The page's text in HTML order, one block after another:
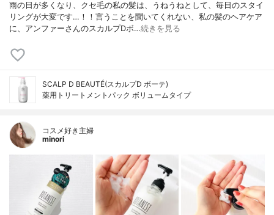
雨の日が多くなり、クセ毛の私の髪は、うねうねとして、毎日のスタイ
リングが大変です…！！言うことを聞いてくれない、私の髪のヘアケア
に、アンファーさんのスカルプDボ…続きを見る
SCALP D BEAUTÉ(スカルプD ボーテ)
薬用トリートメントパック ボリュームタイプ
コスメ好き主婦
minori